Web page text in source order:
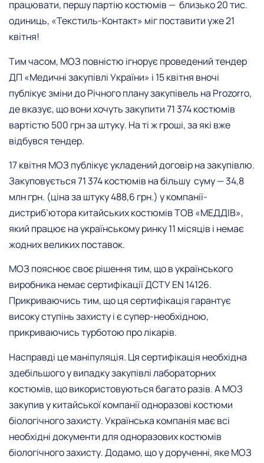
працювати, першу партію костюмів — близько 20 тис.
одиниць, «Текстиль-Контакт» міг поставити уже 21
квітня!
Тим часом, МОЗ повністю ігнорує проведений тендер
ДП «Медичні закупівлі України» і 15 квітня вночі
публікує зміни до Річного плану закупівель на Prozorro,
де вказує, що вони хочуть закупити 71 374 костюмів
вартістю 500 грн за штуку. На ті ж гроші, за які вже
відбувся тендер.
17 квітня МОЗ публікує укладений договір на закупівлю.
Закуповується ​71 374 костюмів на більшу суму — 34,8
млн грн. (ціна за штуку 488,6 грн.)​ у компанії-
дистриб’ютора китайських костюмів ТОВ «МЕДДІВ»,
який працює на українському ринку 11 місяців і немає
жодних великих поставок.
МОЗ пояснює своє рішення тим, що в українського
виробника немає сертифікації ДСТУ EN 14126.
Прикриваючись тим, що ця сертифікація гарантує
високу ступінь захисту і є супер-необхідною,
прикриваючись турботою про лікарів.
Насправді це маніпуляція. Ця сертифікація необхідна
здебільшого у випадку закупівлі лабораторних
костюмів, що використовуються багато разів. А МОЗ
закупив у китайської компанії одноразові костюми
біологічного захисту. Українська компанія має всі
необхідні документи для одноразових костюмів
біологічного захисту. Додамо, що у дорученні, яке МОЗ